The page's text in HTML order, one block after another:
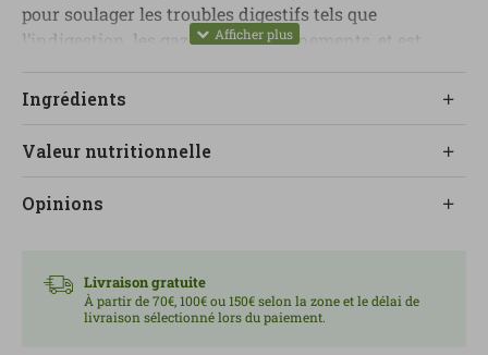
Livraison gratuite
À partir de 70€, 100€ ou 150€ selon la zone et le délai de
livraison sélectionné lors du paiement.
pour soulager les troubles digestifs tels que
l’indigestion, les gaz ou les ballonnements, et est
Elle est également traditionnellement utilisée pour
ainsi que pour soulager les troubles menstruels.
Sa polyvalence en fait une plante intéressante à
Pour la préparer, il est recommandé de faire infuser 1
à 2 grammes dans une tasse d’eau chaude pendant 5
Ingrédients
Valeur nutritionnelle
Opinions